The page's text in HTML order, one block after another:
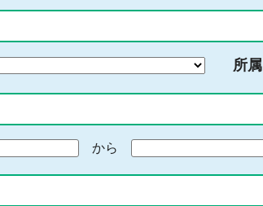
ー
入
力
所属
から